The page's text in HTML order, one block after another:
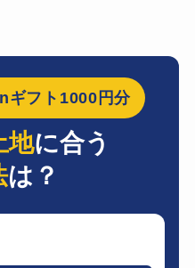
ギフト1000円分
地に合う
は？